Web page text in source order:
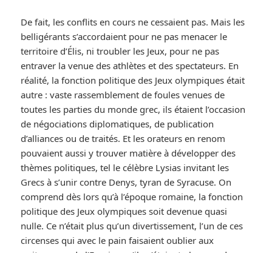
De fait, les conflits en cours ne cessaient pas. Mais les
belligérants s’accordaient pour ne pas menacer le
territoire d’Élis, ni troubler les Jeux, pour ne pas
entraver la venue des athlètes et des spectateurs. En
réalité, la fonction politique des Jeux olympiques était
autre : vaste rassemblement de foules venues de
toutes les parties du monde grec, ils étaient l’occasion
de négociations diplomatiques, de publication
d’alliances ou de traités. Et les orateurs en renom
pouvaient aussi y trouver matière à développer des
thèmes politiques, tel le célèbre Lysias invitant les
Grecs à s’unir contre Denys, tyran de Syracuse. On
comprend dès lors qu’à l’époque romaine, la fonction
politique des Jeux olympiques soit devenue quasi
nulle. Ce n’était plus qu’un divertissement, l’un de ces
circenses qui avec le pain faisaient oublier aux